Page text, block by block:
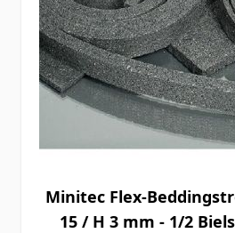
Minitec Flex-
15 / H 3 mm - 1/2